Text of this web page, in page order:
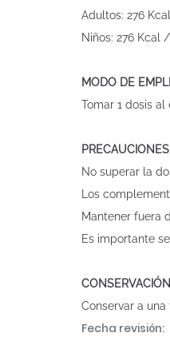
Adultos: 276
Niños: 276 Kcal /
MODO DE
Tomar 1 dosis
No superar la
Los
Mantener fuera
Es importante
Conservar a
Fecha revisión: